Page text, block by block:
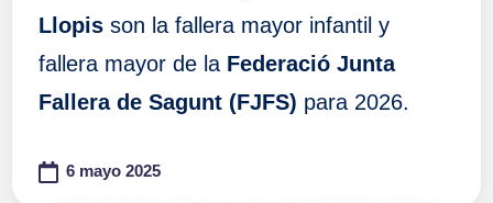
Llopisson la fallera mayor infantil y
fallera mayor de la Federació Junta
Fallera de Sagunt (FJFS) para 2026.
6 mayo 2025